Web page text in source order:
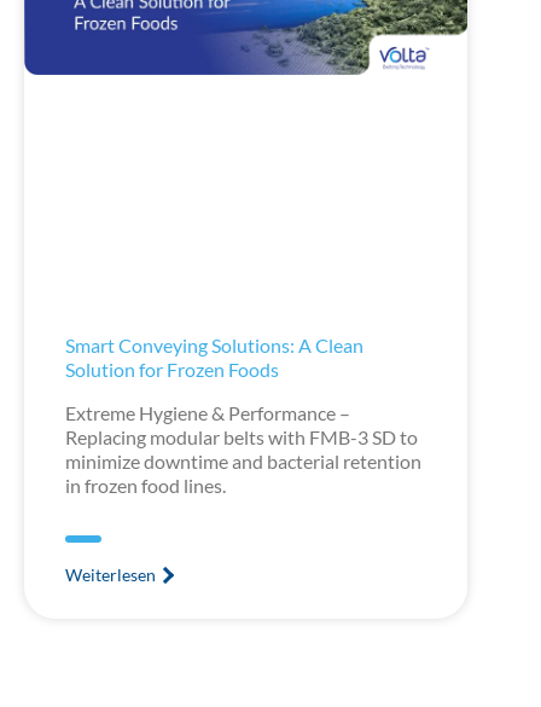
Smart Conveying Solutions: A Clean
Solution for Frozen Foods
Extreme Hygiene & Performance –
Replacing modular belts with FMB-3 SD to
minimize downtime and bacterial retention
in frozen food lines.
Weiterlesen